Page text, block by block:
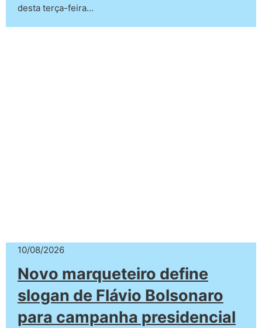
desta terça-feira…
10/08/2026
Novo marqueteiro define
slogan de Flávio Bolsonaro
para campanha presidencial